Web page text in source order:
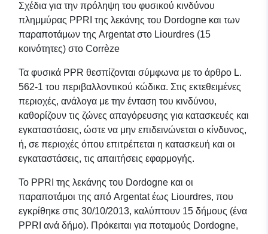
Σχέδια για την πρόληψη του φυσικού κινδύνου
πλημμύρας PPRI της λεκάνης του Dordogne και των
παραποτάμων της Argentat στο Liourdres (15
κοινότητες) στο Corrèze
Τα φυσικά PPR θεσπίζονται σύμφωνα με το άρθρο L.
562-1 του περιβαλλοντικού κώδικα. Στις εκτεθειμένες
περιοχές, ανάλογα με την ένταση του κινδύνου,
καθορίζουν τις ζώνες απαγόρευσης για κατασκευές και
εγκαταστάσεις, ώστε να μην επιδεινώνεται ο κίνδυνος,
ή, σε περιοχές όπου επιτρέπεται η κατασκευή και οι
εγκαταστάσεις, τις απαιτήσεις εφαρμογής.
Το PPRI της λεκάνης του Dordogne και οι
παραποτάμοι της από Argentat έως Liourdres, που
εγκρίθηκε στις 30/10/2013, καλύπτουν 15 δήμους (ένα
PPRI ανά δήμο). Πρόκειται για ποταμούς Dordogne,